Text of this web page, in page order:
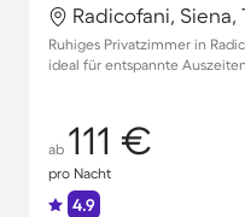
Radicofani, Siena,
Ruhiges Privatzimmer in
ideal für entspannte
ab 111 €
pro Nacht
4.9